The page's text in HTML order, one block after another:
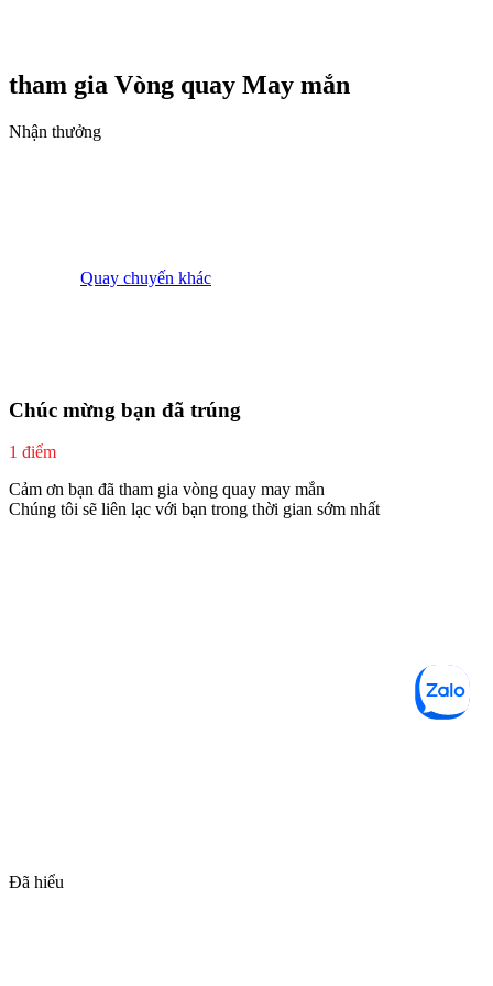
tham gia Vòng quay May mắn
Nhận thưởng
Quay chuyến khác
Chúc mừng bạn đã trúng
1 điểm
Cảm ơn bạn đã tham gia vòng quay may mắn
Chúng tôi sẽ liên lạc với bạn trong thời gian sớm nhất
Đã hiểu